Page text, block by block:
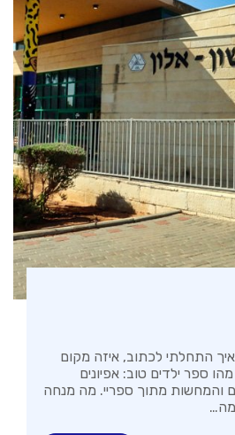
התחלתי לכתוב, איזה מקום
ספר ילדים טוב: אפיונים
והמחשות מתוך ספריי. מה מנחה
מה…